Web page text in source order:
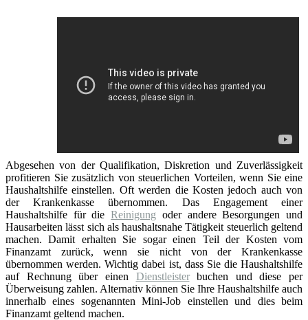
Abgesehen von der Qualifikation, Diskretion und Zuverlässigkeit
profitieren Sie zusätzlich von steuerlichen Vorteilen, wenn Sie eine
Haushaltshilfe einstellen. Oft werden die Kosten jedoch auch von
der Krankenkasse übernommen. Das Engagement einer
Haushaltshilfe für dieReinigung oder andere Besorgungen und
Hausarbeiten lässt sich als haushaltsnahe Tätigkeit steuerlich geltend
machen. Damit erhalten Sie sogar einen Teil der Kosten vom
Finanzamt zurück, wenn sie nicht von der Krankenkasse
übernommen werden. Wichtig dabei ist, dass Sie die Haushaltshilfe
auf Rechnung über einen Dienstleisterbuchen und diese per
Überweisung zahlen. Alternativ können Sie Ihre Haushaltshilfe auch
innerhalb eines sogenannten Mini-Job einstellen und dies beim
Finanzamt geltend machen.